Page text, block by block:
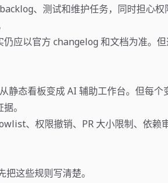
、测试和维护任务，同时担心
应以官方 changelog 和文档为准。
静态看板变成 AI 辅助工作台。但每个
。
、权限撤销、PR 大小限制、依赖
这些规则写清楚。